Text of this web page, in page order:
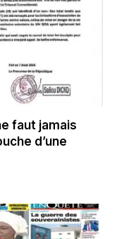
faut jamais
d’une